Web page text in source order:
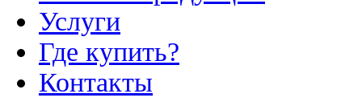
Услуги
Где купить?
Контакты